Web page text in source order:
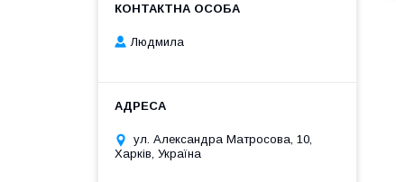
Людмила
ул. Александра Матросова, 10,
Харків, Україна